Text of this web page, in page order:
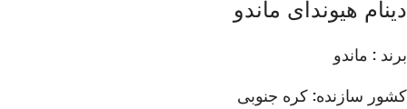
دینام هیوندای ماندو
برند : ماندو
کشور سازنده: کره جنوبی